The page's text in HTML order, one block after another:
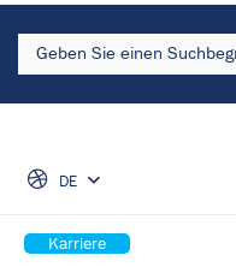
Search
DE
Karriere
Kooperation
Clover: